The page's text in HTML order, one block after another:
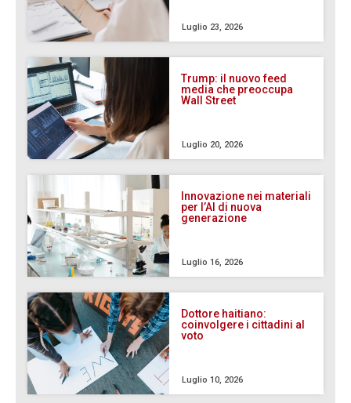
Luglio 23, 2026
Trump: il nuovo feed
media che preoccupa
Wall Street
Luglio 20, 2026
Innovazione nei materiali
per l’AI di nuova
generazione
Luglio 16, 2026
Dottore haitiano:
coinvolgere i cittadini al
voto
Luglio 10, 2026